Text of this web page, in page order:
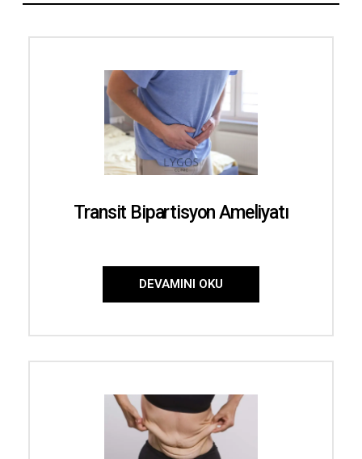
Transit Bipartisyon Ameliyatı
DEVAMINI OKU